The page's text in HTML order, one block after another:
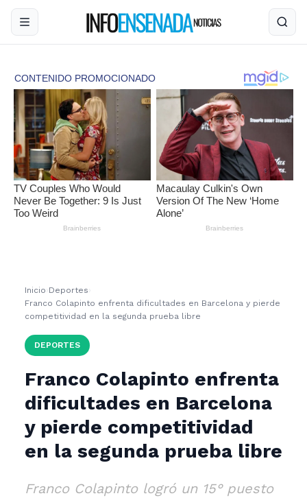
Inicio ›Deportes ›
Franco Colapinto enfrenta dificultades en Barcelona y pierde
competitividad en la segunda prueba libre
DEPORTES
Franco Colapinto enfrenta
dificultades en Barcelona
y pierde competitividad
en la segunda prueba libre
Franco Colapinto logró un 15° puesto